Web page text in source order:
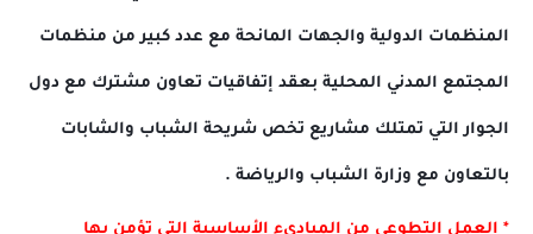
المنظمات الدولية والجهات المانحة مع عدد كبير من منظمات
المجتمع المدني المحلية بعقد إتفاقيات تعاون مشترك مع دول
الجوار التي تمتلك مشاريع تخص شريحة الشباب والشابات
بالتعاون مع وزارة الشباب والرياضة .
* العمل التطوعي من المباديء الأساسية التي تؤمن بها